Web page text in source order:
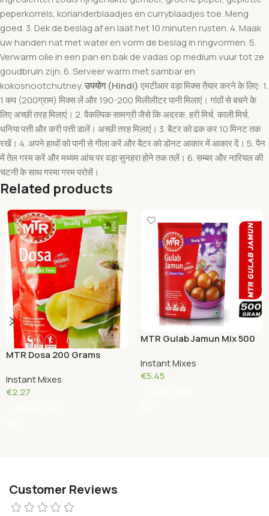
peperkorrels, korianderblaadjes en curryblaadjes toe. Meng
goed. 3. Dek de beslag af en laat het 10 minuten rusten. 4. Maak
uw handen nat met water en vorm de beslag in ringvormen. 5.
Verwarm olie in een pan en bak de vadas op medium vuur tot ze
goudbruin zijn. 6. Serveer warm met sambar en
kokosnootchutney.उपयोग (Hindi) एमटीआर वड़ा मिक्स तैयार करने के लिए: 1.
1 कप (200ग्राम) मिक्स लें और 190-200 मिलीलीटर पानी मिलाएं। गांठों से बचने के
लिए अच्छी तरह मिलाएं। 2. वैकल्पिक सामग्री जैसे कि अदरक, हरी मिर्च, काली मिर्च,
धनिया पत्ती और करी पत्ती डालें। अच्छी तरह मिलाएं। 3. बैटर को ढक कर 10 मिनट तक
रखें। 4. अपने हाथों को पानी से गीला करें और बैटर को डोनट आकार में आकार दें। 5. पैन
में तेल गरम करें और मध्यम आंच पर वड़ा सुनहरा होने तक तलें। 6. सम्बर और नारियल की
चटनी के साथ गरमा गरम परोसें।
Related products
MTR Dosa 200 Grams
Instant Mixes
€2.27
MTR Gulab Jamun Mix 500
Instant Mixes
€5.45
Customer Reviews